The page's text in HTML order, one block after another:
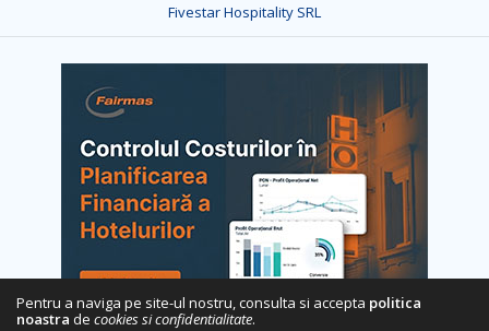
Fivestar Hospitality SRL
Pentru a naviga pe site-ul nostru, consulta si accepta politica
noastra de cookies si confidentialitate.